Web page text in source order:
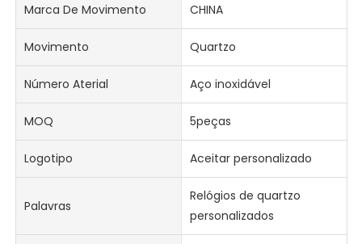
Marca De Movimento CHINA
Movimento Quartzo
Número Aterial Aço inoxidável
MOQ 5peças
Logotipo Aceitar personalizado
Palavras
Relógios de quartzo
personalizados